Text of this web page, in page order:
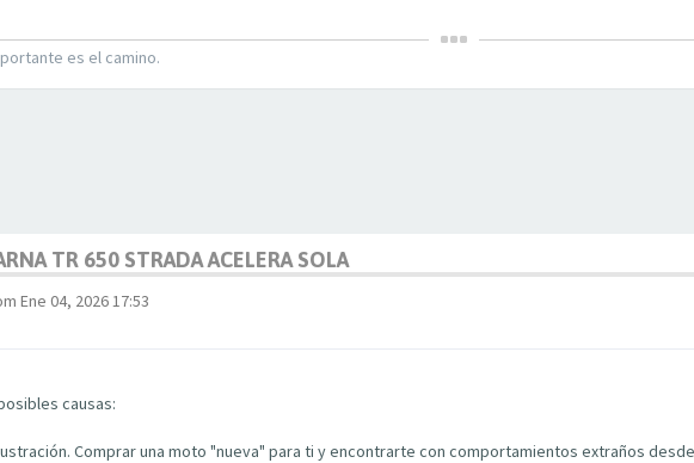
es el camino.
TR 650 STRADA ACELERA SOLA
Ene 04, 2026 17:53
causas:
Comprar una moto "nueva" para ti y encontrarte con comportamientos extraños